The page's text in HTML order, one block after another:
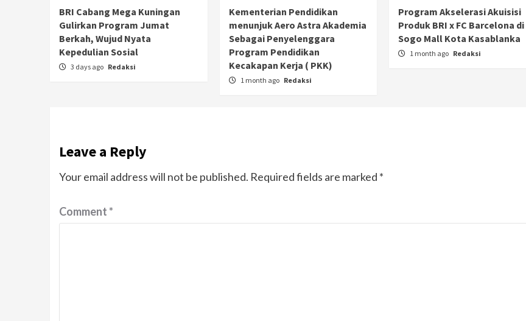
BRI Cabang Mega Kuningan
Gulirkan Program Jumat
Berkah, Wujud Nyata
Kepedulian Sosial
3 days ago Redaksi
Kementerian Pendidikan
menunjuk Aero Astra Akademia
Sebagai Penyelenggara
Program Pendidikan
Kecakapan Kerja ( PKK)
1 month ago Redaksi
Program Akselerasi Akuisisi
Produk BRI x FC Barcelona di
Sogo Mall Kota Kasablanka
1 month ago Redaksi
Leave a Reply
Your email address will not be published. Required fields are marked *
Comment*
Ducati semakin istimewa dengan peluncuran
Collezione 100, sebuah koleksi motor edisi
terbatas yang mengangkat kembali sejumlah
livery paling...